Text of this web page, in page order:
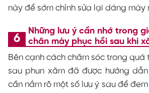
này để sớm chỉnh sửa lại dáng mày
Những lưu ý cần nhớ trong
chân mày phục hồi sau khi
Bên cạnh cách chăm sóc trong quá
sau phun xăm đã được hướng
cần nắm rõ một số lưu ý sau để